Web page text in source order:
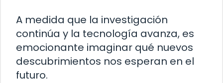
A medida que la investigación
continúa y la tecnología avanza, es
emocionante imaginar qué nuevos
descubrimientos nos esperan en el
futuro.